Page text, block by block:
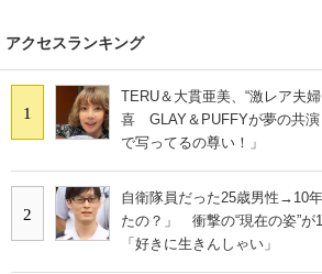
アクセスランキング
1
TERU＆大貫亜美、“激レア夫
喜 GLAY＆PUFFYが夢の共演
で写ってるの尊い！」
2
自衛隊員だった25歳男性→10
たの？」 衝撃の“現在の姿”が
「好きに生きんしゃい」